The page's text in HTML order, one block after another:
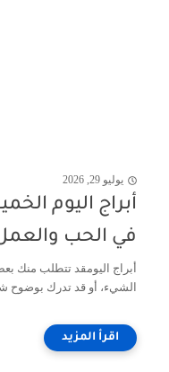
يوليو 29, 2026
في الحب
أبراج اليومقد تتطلب منك
الشيء، أو قد تدرك بوضوح